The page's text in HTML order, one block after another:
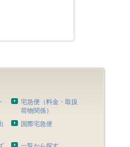
宅急便（料金・取扱
荷物関係）
国際宅急便